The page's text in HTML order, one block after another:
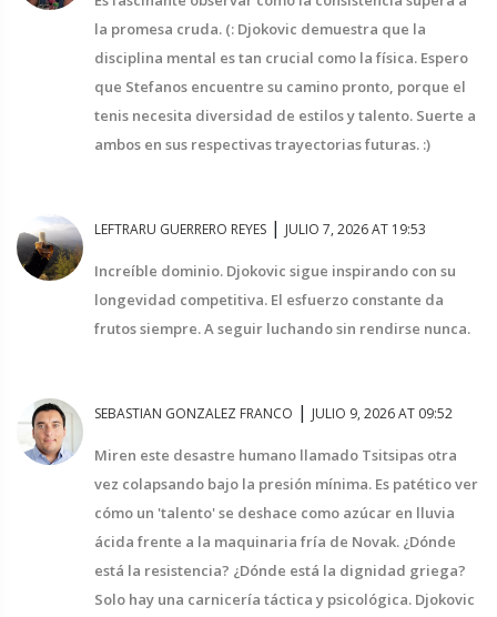
la promesa cruda. (: Djokovic demuestra que la
disciplina mental es tan crucial como la física. Espero
que Stefanos encuentre su camino pronto, porque el
tenis necesita diversidad de estilos y talento. Suerte a
ambos en sus respectivas trayectorias futuras. :)
LEFTRARU GUERRERO REYES | JULIO 7, 2026 AT 19:53
Increíble dominio. Djokovic sigue inspirando con su
longevidad competitiva. El esfuerzo constante da
frutos siempre. A seguir luchando sin rendirse nunca.
SEBASTIAN GONZALEZ FRANCO | JULIO 9, 2026 AT 09:52
Miren este desastre humano llamado Tsitsipas otra
vez colapsando bajo la presión mínima. Es patético ver
cómo un 'talento' se deshace como azúcar en lluvia
ácida frente a la maquinaria fría de Novak. ¿Dónde
está la resistencia? ¿Dónde está la dignidad griega?
Solo hay una carnicería táctica y psicológica. Djokovic